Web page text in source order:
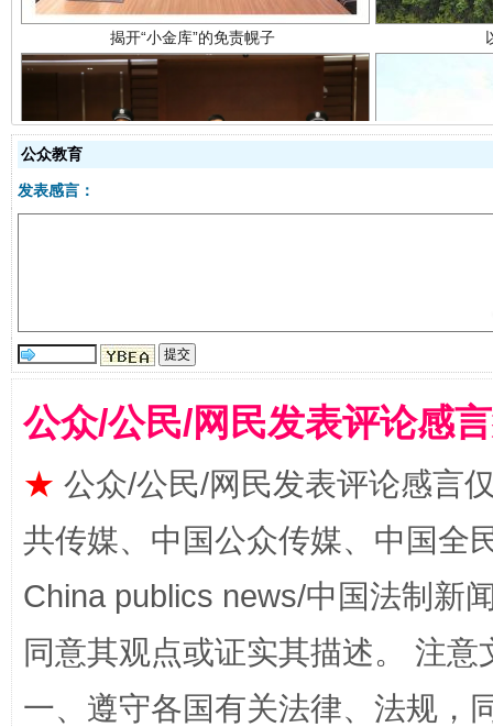
全民健身五年计划来了！等你上场
公众教育
发表感言：
公众/公民/网民发表评论感
★ 公众/公民/网民发表评论感言
共传媒、中国公众传媒、中国全
China publics news/中国法制新
同意其观点或证实其描述。 注
一、遵守各国有关法律、法规，